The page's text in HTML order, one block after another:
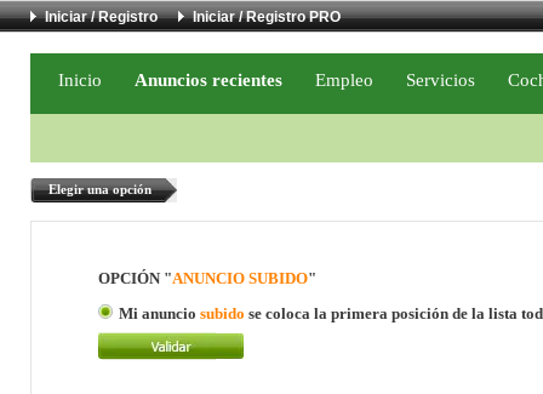
Iniciar / Registro Iniciar / Registro PRO
Inicio Anuncios recientes Empleo Servicios
Elegir una opción
OPCIÓN "ANUNCIO SUBIDO"
Mi anuncio subido se coloca la primera posición de la lista